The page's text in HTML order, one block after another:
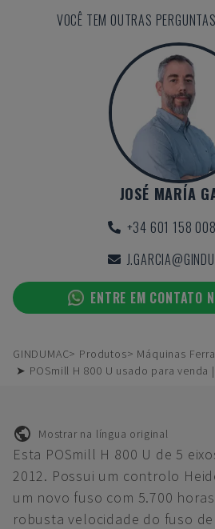
VOCÊ TEM OUTRAS
JOSÉ MARÍA
+34 601 158 008
ENTRE EM CONTATO
GINDUMAC Produtos
Máquinas
➤ POSmill H 800 U usado para venda
Mostrar na língua original
Esta POSmill H 800 U de 5
2012. Possui um controlo
um novo fuso com 5.700
robusta velocidade do fuso de